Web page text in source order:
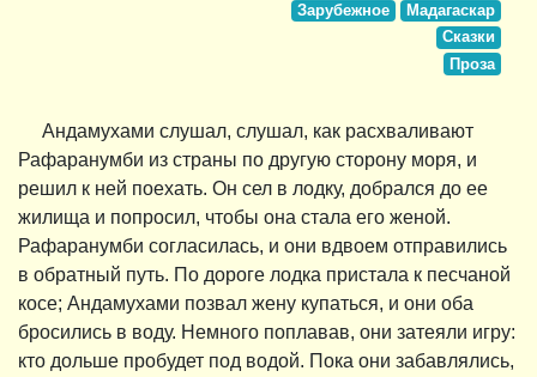
Зарубежное
Мадагаскар
Сказки
Проза
Андамухами слушал, слушал, как расхваливают
Рафаранумби из страны по другую сторону моря, и
решил к ней поехать. Он сел в лодку, добрался до ее
жилища и попросил, чтобы она стала его женой.
Рафаранумби согласилась, и они вдвоем отправились
в обратный путь. По дороге лодка пристала к песчаной
косе; Андамухами позвал жену купаться, и они оба
бросились в воду. Немного поплавав, они затеяли игру:
кто дольше пробудет под водой. Пока они забавлялись,